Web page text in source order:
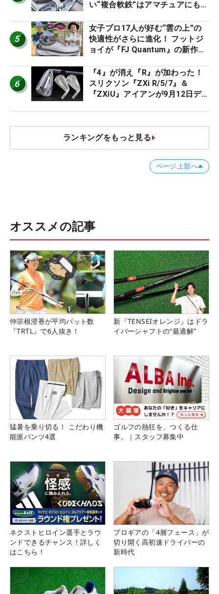
い“複合軟鉄”はアマチュアにもオ
5
女子プロ17人が好む“雲の上”の
快適性がさらに進化！ フットジ
ョイが『FJ Quantum』の新作を
6
『4』が消え『R』が加わった！
スリクソン『ZXi R/5/7』＆
『ZXiU』アイアンが9月12日デ
ランキングをもっと見る
ページ上部へ
オススメの記事
仲宗根澄香が平均パット数
『TRTL』で6人抜き！
新『TENSEIオレンジ』はドラ
イバーシャフトの“最適解”
猛暑を乗り切る！ こだわり機
能派パンツ4選
ゴルフの熱狂を、つくる仕
事。｜スタッフ募集中
ネクストヒロイン選手とラウ
ンドできるチャンス！詳しく
はこちら！
プロギアの「4層フェース」が
切り開く高初速ドライバーの
新時代